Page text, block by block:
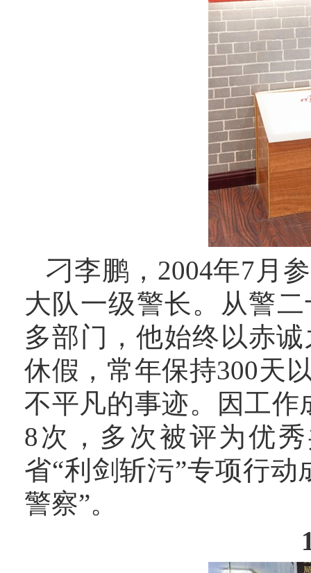
刁李鹏， 2004年7月
大队一级警长。从警
多部门，他始终以赤
休假，常年保持300天
不平凡的事迹。因工
8次，多次被评为优
省“利剑斩污”专项行
警察”。